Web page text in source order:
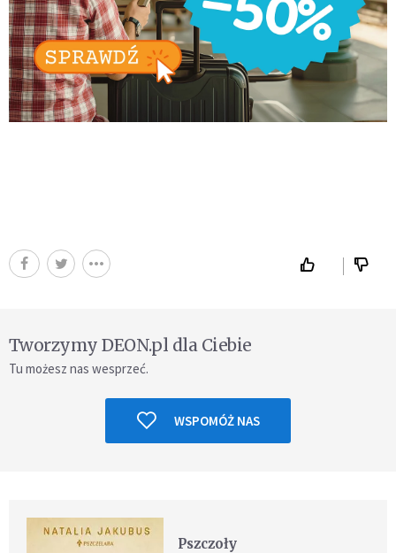
Tworzymy DEON.pl dla Ciebie
Tu możesz nas wesprzeć.
WSPOMÓŻ NAS
Pszczoły